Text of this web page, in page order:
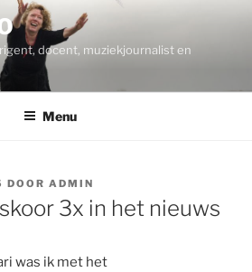
docent, muziekjournalist en
Menu
DOOR ADMIN
3x in het nieuws
was ik met het